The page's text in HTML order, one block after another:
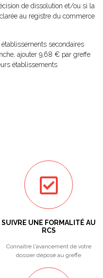
de dissolution et/ou si la
au registre du commerce
secondaires
ajouter 9,68 € par greffe
établissements
SUIVRE UNE FORMALITÉ AU
RCS
Connaitre l'avancement de votre
dossier déposé au greffe